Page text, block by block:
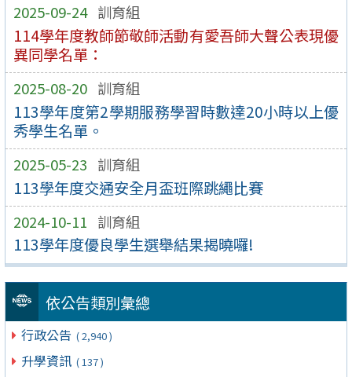
2025-09-24 訓育組
114學年度教師節敬師活動有愛吾師大聲公表現優
異同學名單：
2025-08-20 訓育組
113學年度第2學期服務學習時數達20小時以上優
秀學生名單。
2025-05-23 訓育組
113學年度交通安全月盃班際跳繩比賽
2024-10-11 訓育組
113學年度優良學生選舉結果揭曉囉!
依公告類別彙總
行政公告 ( 2,940 )
升學資訊 ( 137 )